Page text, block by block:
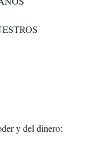
y del dinero: